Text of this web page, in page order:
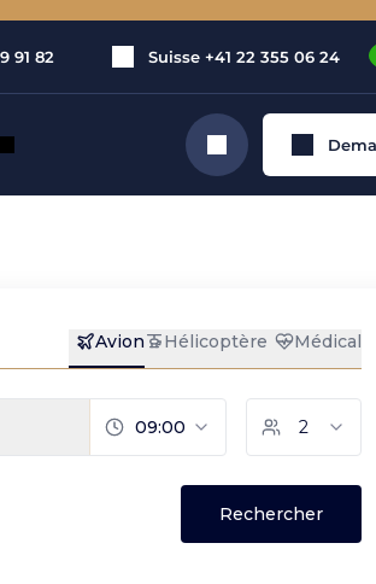
91 82 Suisse +41 22 355 06 24
Rechercher